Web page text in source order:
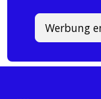
Werbung